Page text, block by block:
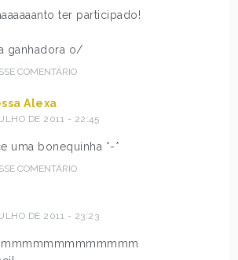
ter participado!
ganhadora o/
COMENTÁRIO
Alexa
DE 2011 - 22:45
uma bonequinha *-*
COMENTÁRIO
DE 2011 - 23:23